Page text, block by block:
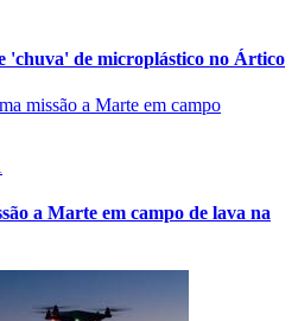
'chuva' de microplástico no Ártico
a Marte em campo de lava na